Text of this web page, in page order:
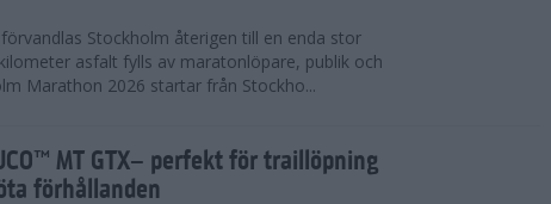
Stockholm återigen till en enda stor
asfalt fylls av maratonlöpare, publik och
Marathon 2026 startar från Stockho...
MT GTX– perfekt för traillöpning
förhållanden